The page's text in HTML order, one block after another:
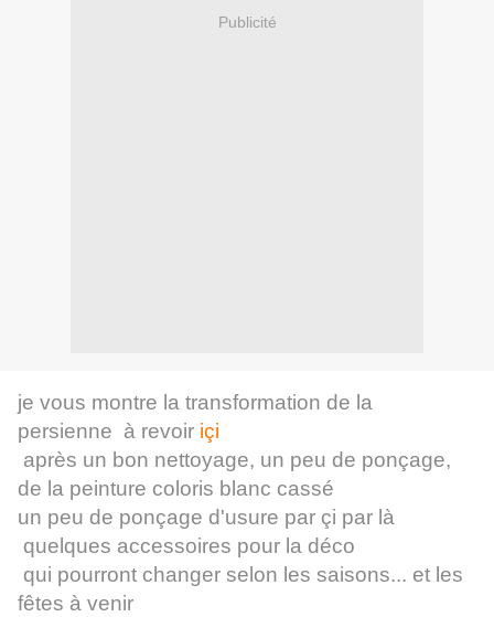
Publicité
je vous montre la transformation de la
persienne à revoir içi
après un bon nettoyage, un peu de ponçage,
de la peinture coloris blanc cassé
un peu de ponçage d'usure par çi par là
quelques accessoires pour la déco
qui pourront changer selon les saisons... et les
fêtes à venir